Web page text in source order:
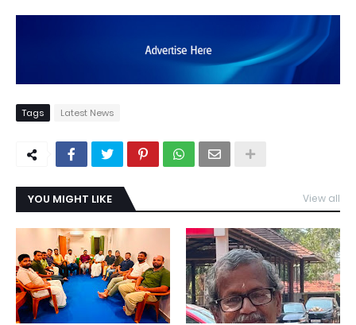
Tags Latest News
YOU MIGHT LIKE View all